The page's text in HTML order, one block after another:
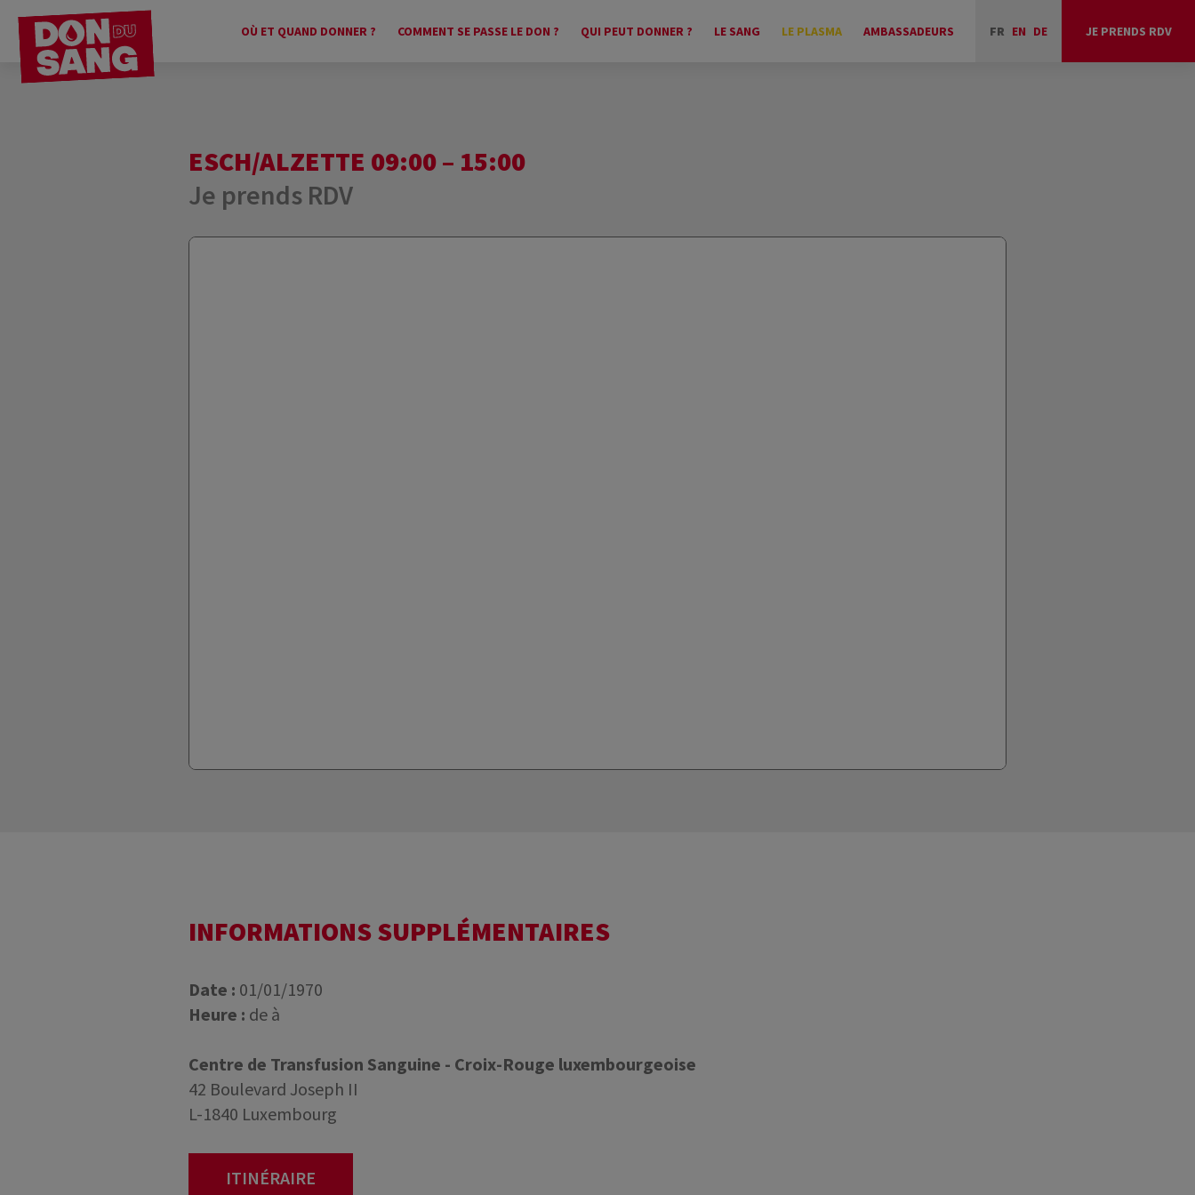
OÙ ET QUAND DONNER ? COMMENT SE PASSE LE DON ? QUI PEUT DONNER ? LE SANG LE PLASMA AMBASSADEURS FR EN DE JE PRENDS RDV
ESCH/ALZETTE 09:00 – 15:00
Je prends RDV
INFORMATIONS SUPPLÉMENTAIRES
Date : 01/01/1970
Heure : de à
Centre de Transfusion Sanguine - Croix-Rouge luxembourgeoise
42 Boulevard Joseph II
L-1840 Luxembourg
ITINÉRAIRE